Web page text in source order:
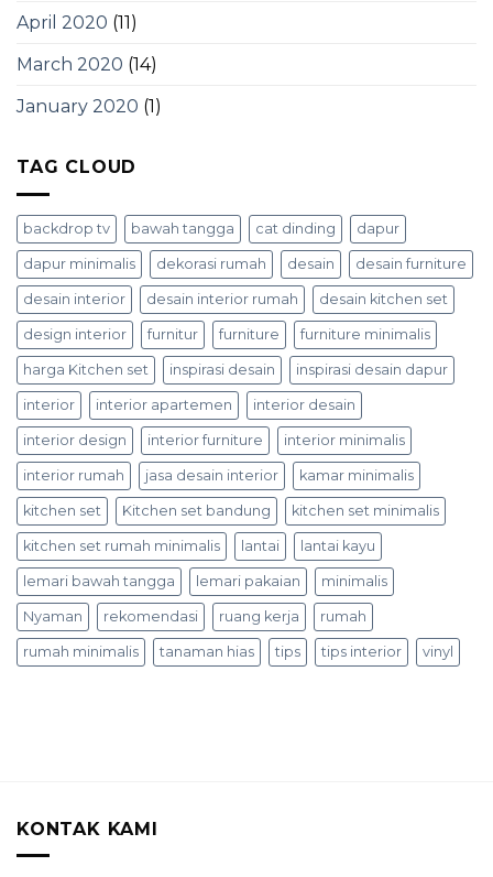
April 2020 (11)
March 2020 (14)
January 2020 (1)
TAG CLOUD
backdrop tv bawah tangga cat dinding dapur
dapur minimalis dekorasi rumah desain desain furniture
desain interior desain interior rumah desain kitchen set
design interior furnitur furniture furniture minimalis
harga Kitchen set inspirasi desain inspirasi desain dapur
interior interior apartemen interior desain
interior design interior furniture interior minimalis
interior rumah jasa desain interior kamar minimalis
kitchen set Kitchen set bandung kitchen set minimalis
kitchen set rumah minimalis lantai lantai kayu
lemari bawah tangga lemari pakaian minimalis
Nyaman rekomendasi ruang kerja rumah
rumah minimalis tanaman hias tips tips interior vinyl
KONTAK KAMI